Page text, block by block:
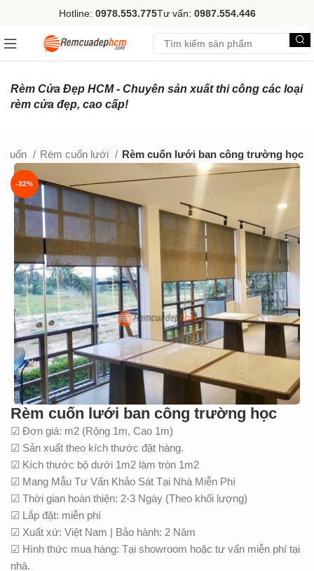
Hotline: 0978.553.775Tư vấn: 0987.554.446
Rèm Cửa Đẹp HCM - Chuyên sản xuất thi công các loại
rèm cửa đẹp, cao cấp!
cuốn Rèm cuốn lưới Rèm cuốn lưới ban công trường học
-32%
Rèm cuốn lưới ban công trường học
☑ Đơn giá: m2 (Rộng 1m, Cao 1m)
☑ Sản xuất theo kích thước đặt hàng.
☑ Kích thước bộ dưới 1m2 làm tròn 1m2
☑ Mang Mẫu Tư Vấn Khảo Sát Tại Nhà Miễn Phí
☑ Thời gian hoàn thiện: 2-3 Ngày (Theo khối lượng)
☑ Lắp đặt: miễn phí
☑ Xuất xứ: Việt Nam | Bảo hành: 2 Năm
☑ Hình thức mua hàng: Tại showroom hoặc tư vấn miễn phí tại
nhà.